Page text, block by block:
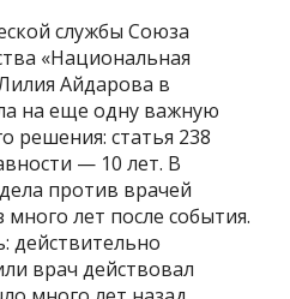
службы Союза
«Национальная
Айдарова в
на еще одну важную
решения: статья 238
— 10 лет. В
против врачей
лет после события.
действительно
врач действовал